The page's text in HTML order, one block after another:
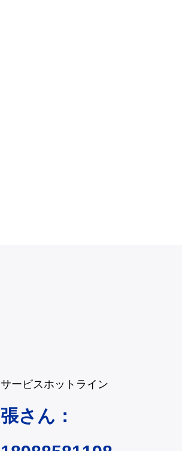
サービスホットライン
張さん：